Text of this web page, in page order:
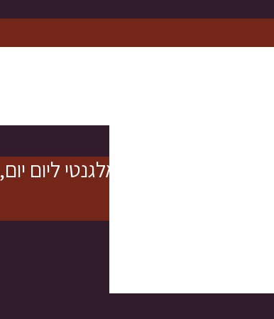
ואלגנטי ליום יום, 9 צבעים לבחירה